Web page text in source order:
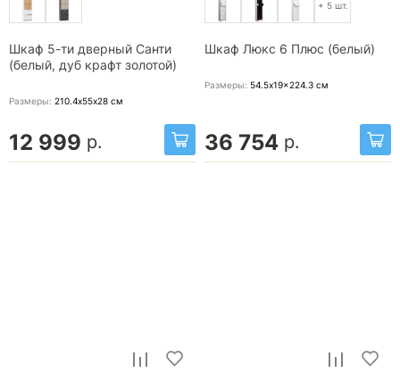
Шкаф 5-ти дверный Санти
(белый, дуб крафт золотой)
Размеры: 210.4х55х28 см
12 999 р.
+ 5 шт.
Шкаф Люкс 6 Плюс (белый)
Размеры: 54.5x19x224.3 см
36 754 р.